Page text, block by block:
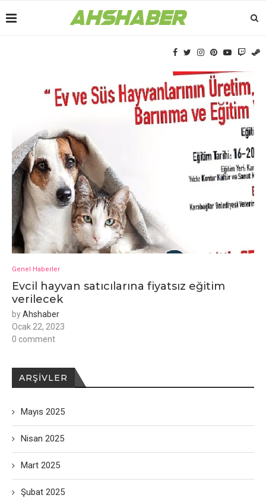
Genel Haberler
Evcil hayvan satıcılarına fiyatsız eğitim
verilecek
byAhshaber
Ocak 22, 2023
0 comment
ARŞIVLER
Mayıs 2025
Nisan 2025
Mart 2025
Şubat 2025